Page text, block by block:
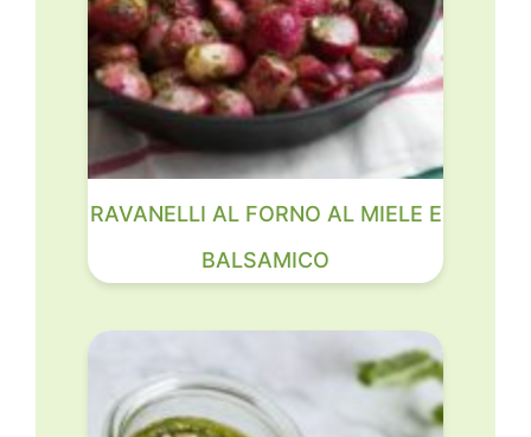
RAVANELLI AL FORNO AL MIELE E
BALSAMICO